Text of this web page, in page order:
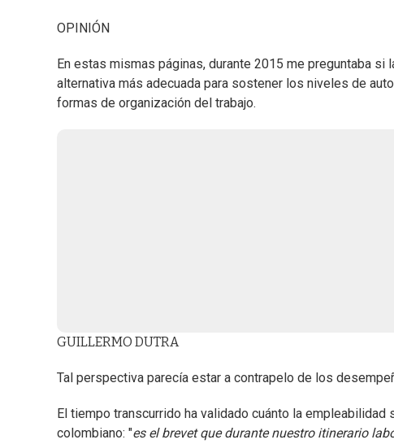
OPINIÓN
En estas mismas páginas, durante 2015 me preguntaba
alternativa más adecuada para sostener los niveles de
formas de organización del trabajo.
GUILLERMO DUTRA
Tal perspectiva parecía estar a contrapelo de los
El tiempo transcurrido ha validado cuánto la
colombiano: "es el brevet que durante nuestro itinerario